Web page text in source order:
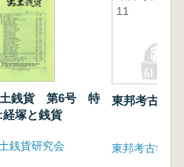
銭貨 第6号 特
経塚と銭貨
銭貨研究会
11
東邦考古 11
東邦考古学研